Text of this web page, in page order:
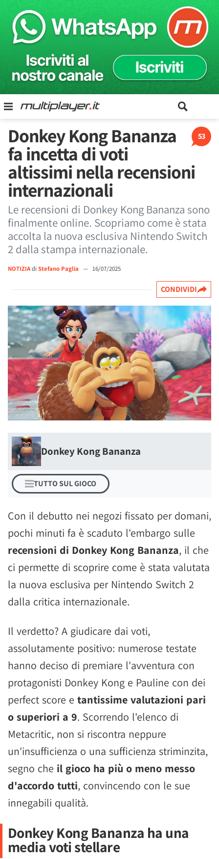
53
Donkey Kong Bananza
fa incetta di voti
altissimi nella recensioni
internazionali
Le recensioni di Donkey Kong Bananza sono
finalmente online. Scopriamo come è stata
accolta la nuova esclusiva Nintendo Switch
2 dalla stampa internazionale.
NOTIZIAdi Stefano Paglia — 16/07/2025
CONDIVIDI
Donkey Kong Bananza
TUTTO SUL GIOCO
Con il debutto nei negozi fissato per domani,
pochi minuti fa è scaduto l'embargo sulle
recensioni di Donkey Kong Bananza, il che
ci permette di scoprire come è stata valutata
la nuova esclusiva per Nintendo Switch 2
dalla critica internazionale.
Il verdetto? A giudicare dai voti,
assolutamente positivo: numerose testate
hanno deciso di premiare l'avventura con
protagonisti Donkey Kong e Pauline con dei
perfect score e tantissime valutazioni pari
o superiori a 9. Scorrendo l'elenco di
Metacritic, non si riscontra neppure
un'insufficienza o una sufficienza striminzita,
segno che il gioco ha più o meno messo
d'accordo tutti, convincendo con le sue
innegabili qualità.
Donkey Kong Bananza ha una
media voti stellare